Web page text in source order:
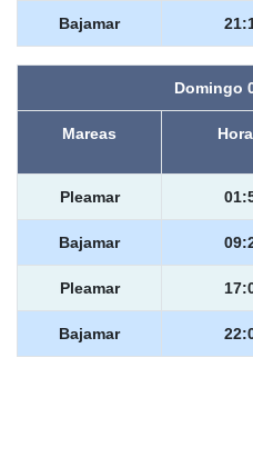
Bajamar
Domingo
Mareas
Pleamar
Bajamar
Pleamar
Bajamar